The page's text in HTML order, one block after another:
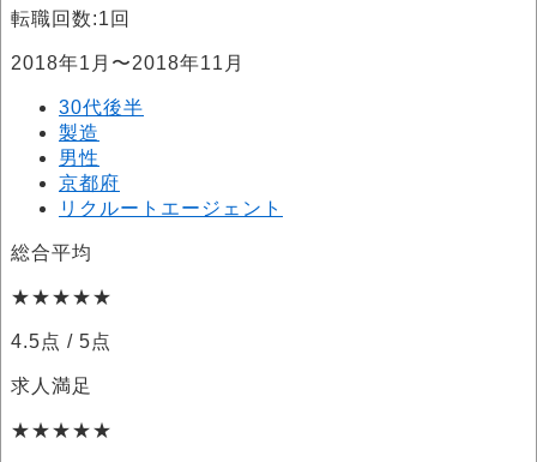
転職回数:1回
2018年1月〜2018年11月
30代後半
製造
男性
京都府
リクルートエージェント
総合平均
★★★★★
4.5点 / 5点
求人満足
★★★★★